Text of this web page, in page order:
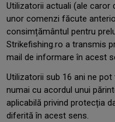
Utilizatorii actuali (ale
unor comenzi făcute
consimțământul pentru
Strikefishing.ro a transmis
mail de informare în acest
Utilizatorii sub 16 ani ne
numai cu acordul unui
aplicabilă privind protecția
diferită în acest sens.